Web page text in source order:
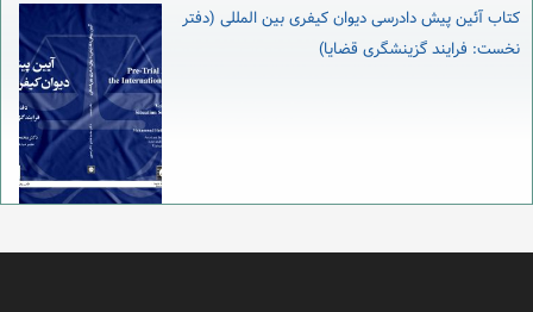
کتاب آئین پیش دادرسی دیوان کیفری بین المللی (دفتر
نخست: فرایند گزینشگری قضایا)